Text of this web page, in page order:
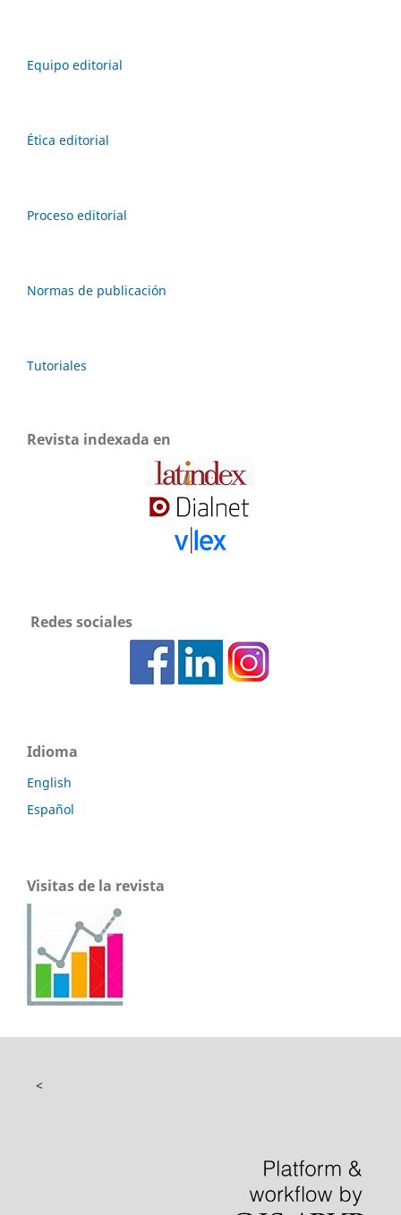
Equipo editorial
Ética editorial
Proceso editorial
Normas de publicación
Tutoriales
Revista indexada en
Redes sociales
Idioma
English
Español
Visitas de la revista
<